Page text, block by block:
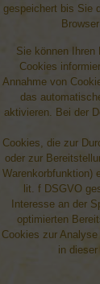
gespeichert bis Sie
Sie können
Cookies
Annahme von
das
aktivieren. Bei der
Cookies, die zur
oder zur
Warenkorbfunktion)
lit. f DSGVO
Interesse an der
optimierten
Cookies zur
in